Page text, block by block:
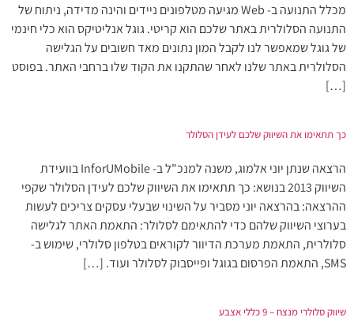
מכלל התנועה ב- Web מגיעה מטלפונים ניידים והינה מדידה, ניתוח של
התנועה הסלולרית באתר שלכם הוא קריטי. גוגל אנליטיקס הוא כלי חינמי
של גוגל שמאפשר לנו לקבל המון נתונים מאד חשובים על הגלישה
הסלולרית באתר שלנו לאחר שהתקנו את הקוד שלו ברחבי האתר. בפוסט
[…]
כך תתאימו את השיווק שלכם לעידן הסלולר
הרצאה שנתן יוני אלמוג, משנה למנכ"ל ב- InforUMobile בוועידת
השיווק 2013 בנושא: כך תתאימו את השיווק שלכם לעידן הסלולר שקפי
ההרצאה: בהרצאה יוני מסביר על השינוי שבעלי עסקים צריכים לעשות
בערוצי השיווק שלהם כדי להתאימם לסלולר: התאמת האתר לגלישה
סלולרית, התאמת מערכת הדיוור לקוראים בטלפון סלולרי, שימוש ב-
SMS, התאמת הפרסום בגוגל ופייסבוק לסלולר ועוד. […]
שיווק סלולרי מנצח – 9 כללי אצבע